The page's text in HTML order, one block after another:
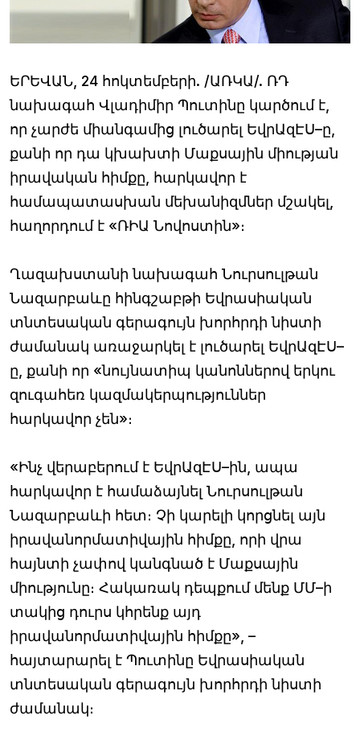
ԵՐԵՎԱՆ, 24 հոկտեմբերի. /ԱՌԿԱ/. ՌԴ
նախագահ Վլադիմիր Պուտինը կարծում է,
որ չարժե միանգամից լուծարել ԵվրԱզԷՍ–ը,
քանի որ դա կխախտի Մաքսային միության
իրավական հիմքը, հարկավոր է
համապատասխան մեխանիզմներ մշակել,
հաղորդում է «ՌԻԱ Նովոստին»։
Ղազախստանի նախագահ Նուրսուլթան
Նազարբաևը հինգշաբթի Եվրասիական
տնտեսական գերագույն խորհրդի նիստի
ժամանակ առաջարկել է լուծարել ԵվրԱզԷՍ–
ը, քանի որ «նույնատիպ կանոններով երկու
զուգահեռ կազմակերպություններ
հարկավոր չեն»։
«Ինչ վերաբերում է ԵվրԱզԷՍ–ին, ապա
հարկավոր է համաձայնել Նուրսուլթան
Նազարբաևի հետ։ Չի կարելի կորցնել այն
իրավանորմատիվային հիմքը, որի վրա
հայնտի չափով կանգնած է Մաքսային
միությունը։ Հակառակ դեպքում մենք ՄՄ–ի
տակից դուրս կհրենք այդ
իրավանորմատիվային հիմքը», –
հայտարարել է Պուտինը Եվրասիական
տնտեսական գերագույն խորհրդի նիստի
ժամանակ։